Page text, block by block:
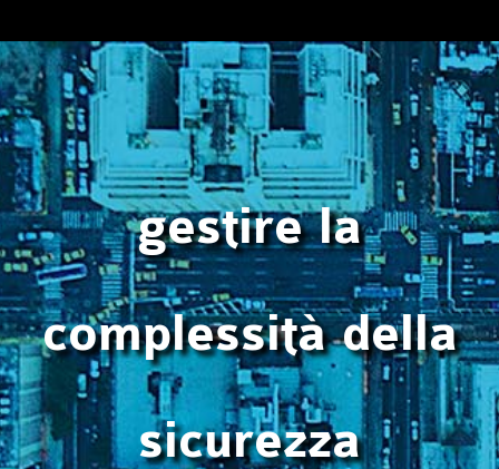
gestire la
complessità della
sicurezza